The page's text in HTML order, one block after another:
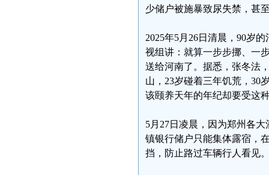
少储户被施暴致尿失禁，甚
2025年5月26日清晨，90岁
视组讲：就算一步步挪、一
送给河南了。据悉，张冬法
山，23岁碰着三年饥荒，30
该颐养天年的年纪却要受这
5月27日凌晨，因为郑州各
镇银行储户只能集体露宿，
挡，防止路过车辆行人看见